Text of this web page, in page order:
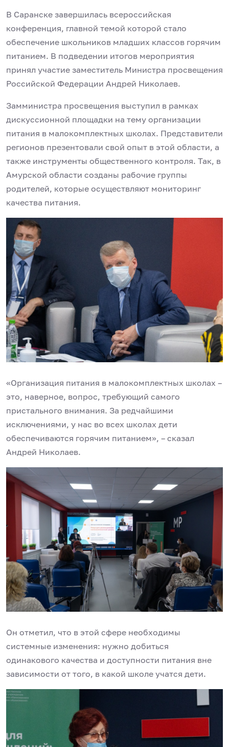
В Саранске завершилась всероссийская
конференция, главной темой которой стало
обеспечение школьников младших классов горячим
питанием. В подведении итогов мероприятия
принял участие заместитель Министра просвещения
Российской Федерации Андрей Николаев.
Замминистра просвещения выступил в рамках
дискуссионной площадки на тему организации
питания в малокомплектных школах. Представители
регионов презентовали свой опыт в этой области, а
также инструменты общественного контроля. Так, в
Амурской области созданы рабочие группы
родителей, которые осуществляют мониторинг
качества питания.
«Организация питания в малокомплектных школах –
это, наверное, вопрос, требующий самого
пристального внимания. За редчайшими
исключениями, у нас во всех школах дети
обеспечиваются горячим питанием», – сказал
Андрей Николаев.
Он отметил, что в этой сфере необходимы
системные изменения: нужно добиться
одинакового качества и доступности питания вне
зависимости от того, в какой школе учатся дети.